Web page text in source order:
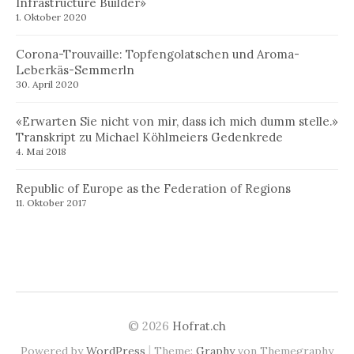
1. Oktober 2020
Corona-Trouvaille: Topfengolatschen und Aroma-
Leberkäs-Semmerln
30. April 2020
«Erwarten Sie nicht von mir, dass ich mich dumm stelle.»
Transkript zu Michael Köhlmeiers Gedenkrede
4. Mai 2018
Republic of Europe as the Federation of Regions
11. Oktober 2017
© 2026 Hofrat.ch
Powered byWordPress | Theme: Graphyvon Themegraphy